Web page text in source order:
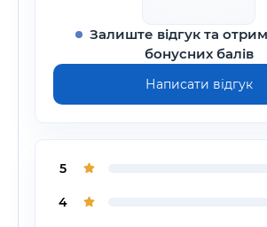
Залиште відгук та
бонусних балів
Написати відгук
5
4